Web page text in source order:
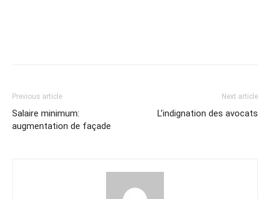
Previous article
Salaire minimum:
augmentation de façade
Next article
L’indignation des avocats